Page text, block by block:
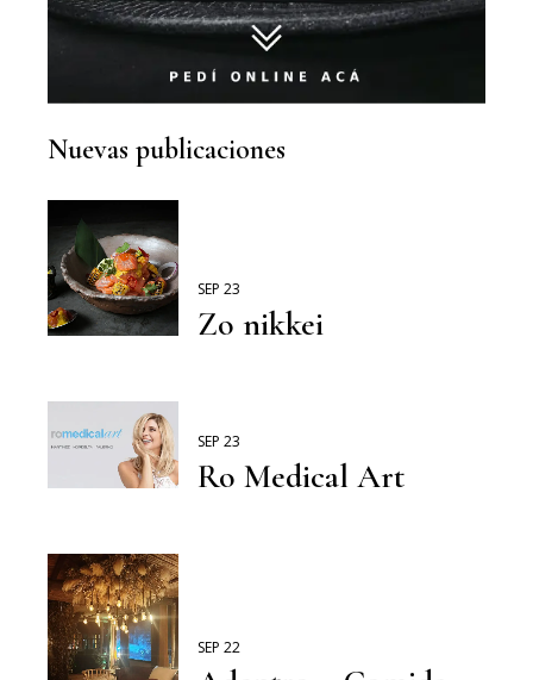
Nuevas publicaciones
SEP 23
Zo nikkei
SEP 23
Ro Medical Art
SEP 22